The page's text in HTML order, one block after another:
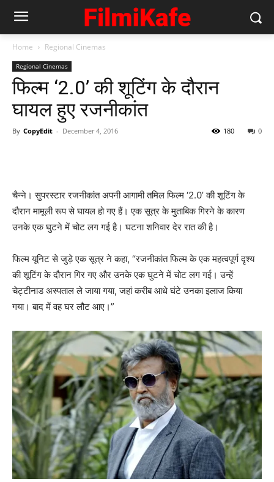
Home Regional Cinemas
Regional Cinemas
फिल्‍म ‘2.0’ की शूटिंग के दौरान
घायल हुए रजनीकांत
By CopyEdit - December 4, 2016 0
180
चैन्‍ने। सुपरस्टार रजनीकांत अपनी आगामी तमिल फिल्म ‘2.0’ की शूटिंग के
दौरान मामूली रूप से घायल हो गए हैं। एक सूत्र के मुताबिक गिरने के कारण
उनके एक घुटने में चोट लग गई है। घटना शनिवार देर रात की है।
फिल्म यूनिट से जुड़े एक सूत्र ने कहा, “रजनीकांत फिल्म के एक महत्वपूर्ण दृश्य
की शूटिंग के दौरान गिर गए और उनके एक घुटने में चोट लग गई। उन्हें
चेट्टीनाड अस्पताल ले जाया गया, जहां करीब आधे घंटे उनका इलाज किया
गया। बाद में वह घर लौट आए।”